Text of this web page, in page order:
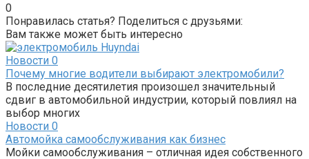
0
Понравилась статья? Поделиться с друзьями:
Вам также может быть интересно
Новости 0
Почему многие водители выбирают электромобили?
В последние десятилетия произошел значительный
сдвиг в автомобильной индустрии, который повлиял на
выбор многих
Новости 0
Автомойка самообслуживания как бизнес
Мойки самообслуживания – отличная идея собственного